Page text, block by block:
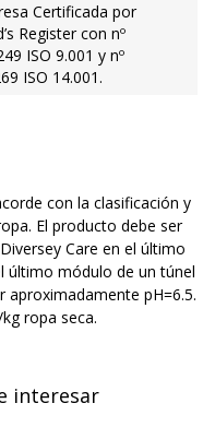
Certificada por
Register con nº
ISO 9.001 y nº
ISO 14.001.
con la clasificación y
El producto debe ser
Care en el último
último módulo de un túnel
aproximadamente pH=6.5.
ropa seca.
interesar